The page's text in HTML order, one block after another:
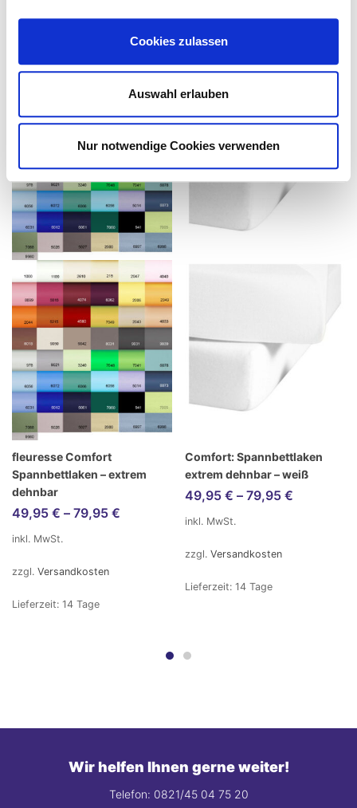
Cookies zulassen
Auswahl erlauben
Nur notwendige Cookies verwenden
Das könnte Ihnen ebenfalls
fleuresse Comfort
Spannbettlaken – extrem
dehnbar
49,95 € – 79,95 €
inkl. MwSt.
zzgl. Versandkosten
Lieferzeit: 14 Tage
Comfort: Spannbettlaken
extrem dehnbar – weiß
49,95 € – 79,95 €
inkl. MwSt.
zzgl. Versandkosten
Lieferzeit: 14 Tage
Wir helfen Ihnen gerne weiter!
Telefon: 0821/45 04 75 20